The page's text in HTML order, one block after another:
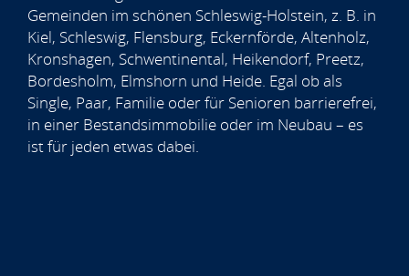
Gemeinden im schönen Schleswig-Holstein, z. B. in
Kiel, Schleswig, Flensburg, Eckernförde, Altenholz,
Kronshagen, Schwentinental, Heikendorf, Preetz,
Bordesholm, Elmshorn und Heide. Egal ob als
Single, Paar, Familie oder für Senioren barrierefrei,
in einer Bestandsimmobilie oder im Neubau – es
ist für jeden etwas dabei.